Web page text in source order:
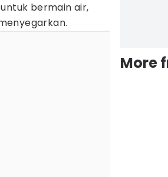
bermain air,
More